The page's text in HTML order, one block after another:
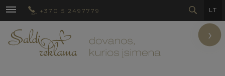
+370 5 2497779 LT
›